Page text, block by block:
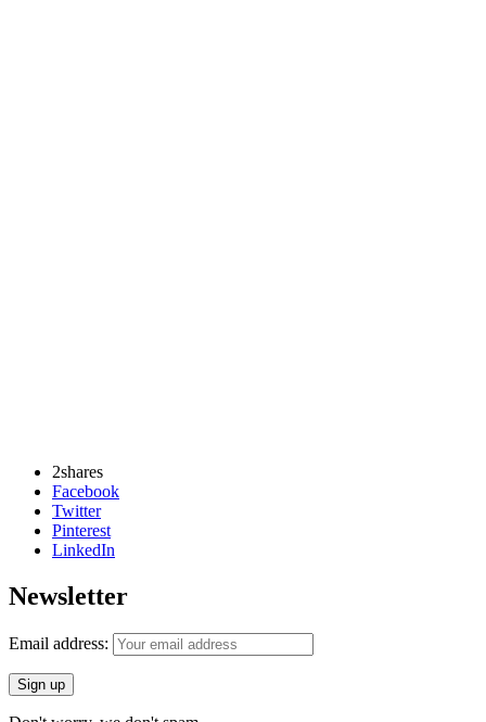
2shares
Facebook
Twitter
Pinterest
LinkedIn
Newsletter
Email address: